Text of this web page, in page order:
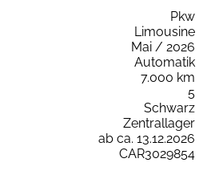
Pkw
Limousine
Mai / 2026
Automatik
7.000 km
5
Schwarz
Zentrallager
ab ca. 13.12.2026
CAR3029854